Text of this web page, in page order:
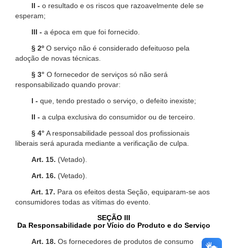
II - o resultado e os riscos que razoavelmente dele se
esperam;
III - a época em que foi fornecido.
§ 2º O serviço não é considerado defeituoso pela
adoção de novas técnicas.
§ 3° O fornecedor de serviços só não será
responsabilizado quando provar:
I - que, tendo prestado o serviço, o defeito inexiste;
II - a culpa exclusiva do consumidor ou de terceiro.
§ 4° A responsabilidade pessoal dos profissionais
liberais será apurada mediante a verificação de culpa.
Art. 15. (Vetado).
Art. 16. (Vetado).
Art. 17. Para os efeitos desta Seção, equiparam-se aos
consumidores todas as vítimas do evento.
SEÇÃO III
Da Responsabilidade por Vício do Produto e do Serviço
Art. 18. Os fornecedores de produtos de consumo